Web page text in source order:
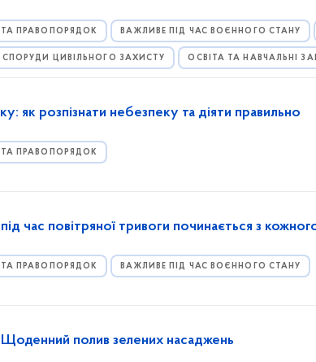
ТА ПРАВОПОРЯДОК ВАЖЛИВЕ ПІД ЧАС ВОЄННОГО СТАНУ
СПОРУДИ ЦИВІЛЬНОГО ЗАХИСТУ ОСВІТА ТА НАВЧАЛЬНІ
як розпізнати небезпеку та діяти правильно
ТА ПРАВОПОРЯДОК
час повітряної тривоги починається з
ТА ПРАВОПОРЯДОК ВАЖЛИВЕ ПІД ЧАС ВОЄННОГО СТАНУ
полив зелених насаджень